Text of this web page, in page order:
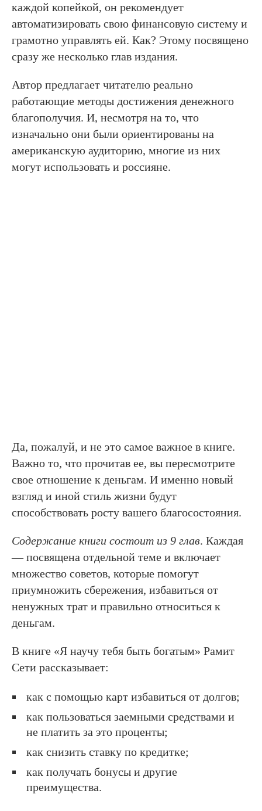
каждой копейкой, он рекомендует
автоматизировать свою финансовую систему и
грамотно управлять ей. Как? Этому посвящено
сразу же несколько глав издания.
Автор предлагает читателю реально
работающие методы достижения денежного
благополучия. И, несмотря на то, что
изначально они были ориентированы на
американскую аудиторию, многие из них
могут использовать и россияне.
Да, пожалуй, и не это самое важное в книге.
Важно то, что прочитав ее, вы пересмотрите
свое отношение к деньгам. И именно новый
взгляд и иной стиль жизни будут
способствовать росту вашего благосостояния.
Содержание книги состоит из 9 глав. Каждая
— посвящена отдельной теме и включает
множество советов, которые помогут
приумножить сбережения, избавиться от
ненужных трат и правильно относиться к
деньгам.
В книге «Я научу тебя быть богатым» Рамит
Сети рассказывает:
как с помощью карт избавиться от долгов;
как пользоваться заемными средствами и
не платить за это проценты;
как снизить ставку по кредитке;
как получать бонусы и другие
преимущества.